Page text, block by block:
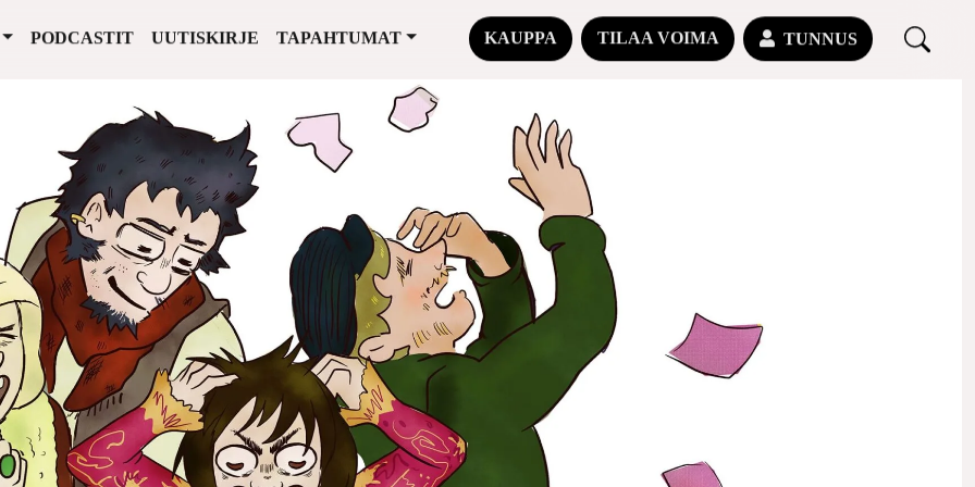
PODCASTIT UUTISKIRJE TAPAHTUMAT KAUPPA TILAA VOIMA TUNNUS